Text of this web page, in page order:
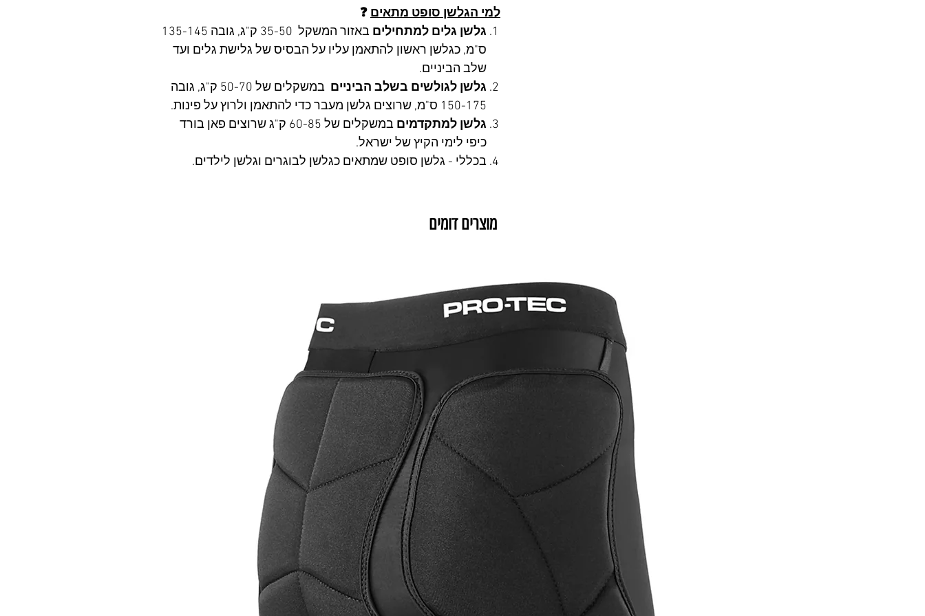
למי הגלשן סופט מתאים ❓
גלשן גלים למתחילים
באזור המשקל 35-50 ק"ג, גובה 135-145
ס"מ, כגלשן ראשון להתאמן עליו על הבסיס של גלישת גלים ועד
שלב הביניים.
גלשן לגולשים בשלב הביניים
במשקלים של 50-70 ק"ג, גובה
150-175 ס"מ, שרוצים גלשן מעבר כדי להתאמן ולרוץ על פינות.
גלשן למתקדמים
במשקלים של 60-85 ק"ג שרוצים פאן בורד
כיפי לימי הקיץ של ישראל.
בכללי - גלשן סופט שמתאים כגלשן לבוגרים וגלשן לילדים.
מוצרים דומים